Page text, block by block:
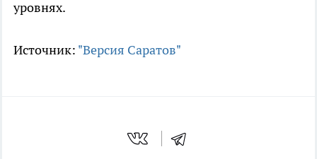
уровнях.
Источник: "Версия Саратов"